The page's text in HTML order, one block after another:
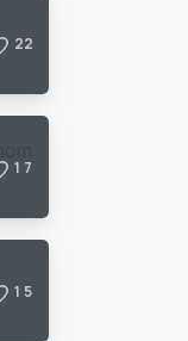
22
1 7
1 5